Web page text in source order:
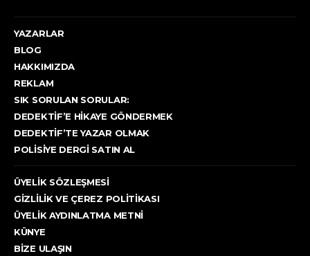
YAZARLAR
BLOG
HAKKIMIZDA
REKLAM
SIK SORULAN SORULAR:
DEDEKTIF’E HIKAYE GÖNDERMEK
DEDEKTIF’TE YAZAR OLMAK
POLISIYE DERGI SATIN AL
ÜYELIK SÖZLEŞMESI
GIZLILIK VE ÇEREZ POLITIKASI
ÜYELIK AYDINLATMA METNI
KÜNYE
BIZE ULAŞIN